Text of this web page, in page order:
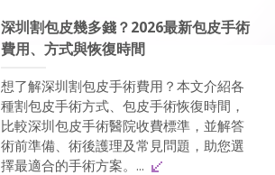
深圳割包皮幾多錢？2026最新包皮手術
費用、方式與恢復時間
想了解深圳割包皮手術費用？本文介紹各
種割包皮手術方式、包皮手術恢復時間，
比較深圳包皮手術醫院收費標準，並解答
術前準備、術後護理及常見問題，助您選
擇最適合的手術方案。...